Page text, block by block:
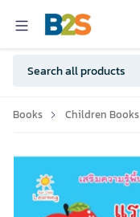
Books Children Books